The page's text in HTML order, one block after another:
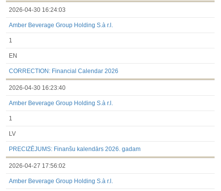
2026-04-30 16:24:03
Amber Beverage Group Holding S.à r.l.
1
EN
CORRECTION: Financial Calendar 2026
2026-04-30 16:23:40
Amber Beverage Group Holding S.à r.l.
1
LV
PRECIZĒJUMS: Finanšu kalendārs 2026. gadam
2026-04-27 17:56:02
Amber Beverage Group Holding S.à r.l.